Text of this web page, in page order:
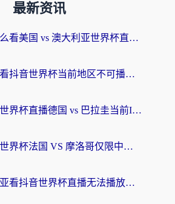
最新资讯
在国外怎么看美国 vs 澳大利亚世界杯直播？海外党必藏的中文解说观赛指南
在加拿大看抖音世界杯当前地区不可播放？海外党体育观赛终极指南
在海外看世界杯直播德国 vs 巴拉圭当前IP受限制？这篇指南帮你轻松解决地区限制
在国外看世界杯法国 VS 摩洛哥仅限中国大陆？别让地域限制拦下你的欢呼
在澳大利亚看抖音世界杯直播无法播放？海外党体育观赛终极指南来了！